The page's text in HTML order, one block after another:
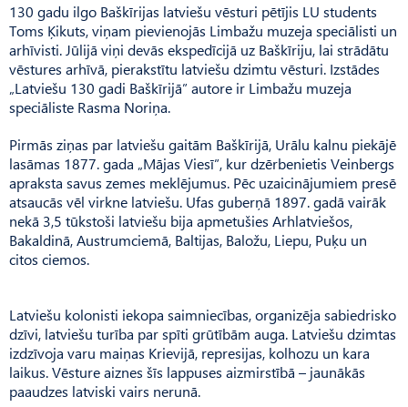
130 gadu ilgo Baškīrijas latviešu vēsturi pētījis LU students
Toms Ķikuts, viņam pievienojās Limbažu muzeja speciālisti un
arhīvisti. Jūlijā viņi devās ekspedīcijā uz Baškīriju, lai strādātu
vēstures arhīvā, pierakstītu latviešu dzimtu vēsturi. Izstādes
„Latviešu 130 gadi Baškīrijā” autore ir Limbažu muzeja
speciāliste Rasma Noriņa.
Pirmās ziņas par latviešu gaitām Baškīrijā, Urālu kalnu piekājē
lasāmas 1877. gada „Mājas Viesī”, kur dzērbenietis Veinbergs
apraksta savus zemes meklējumus. Pēc uzaicinājumiem presē
atsaucās vēl virkne latviešu. Ufas guberņā 1897. gadā vairāk
nekā 3,5 tūkstoši latviešu bija apmetušies Arhlatviešos,
Bakaldinā, Austrumciemā, Baltijas, Baložu, Liepu, Puķu un
citos ciemos.
Latviešu kolonisti iekopa saimniecības, organizēja sabiedrisko
dzīvi, latviešu turība par spīti grūtībām auga. Latviešu dzimtas
izdzīvoja varu maiņas Krievijā, represijas, kolhozu un kara
laikus. Vēsture aiznes šīs lappuses aizmirstībā – jaunākās
paaudzes latviski vairs nerunā.